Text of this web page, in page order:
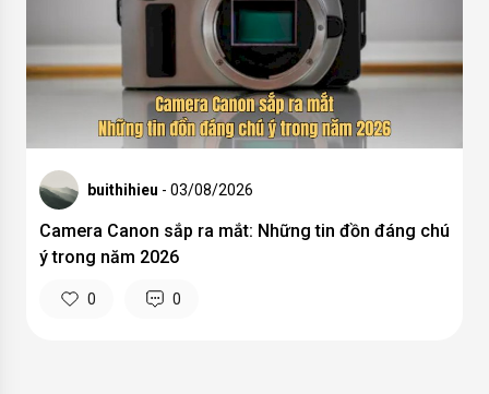
buithihieu - 03/08/2026
Camera Canon sắp ra mắt: Những tin đồn đáng chú
ý trong năm 2026
0 0